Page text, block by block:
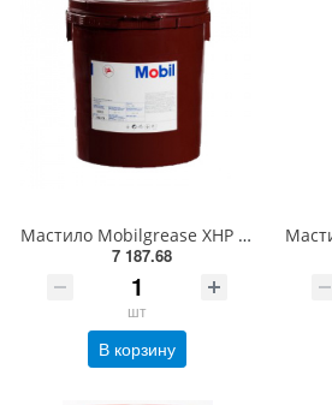
Мастило Mobilgrease XHP 222, 18кг.
7 187.68
шт
В корзину